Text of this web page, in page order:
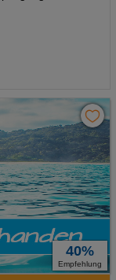
40%
Empfehlung